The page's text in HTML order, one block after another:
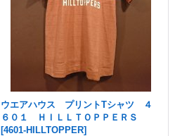
ウエアハウス プリントTシャツ ４
６０１ ＨＩＬＬＴＯＰＰＥＲＳ
[4601-HILLTOPPER]